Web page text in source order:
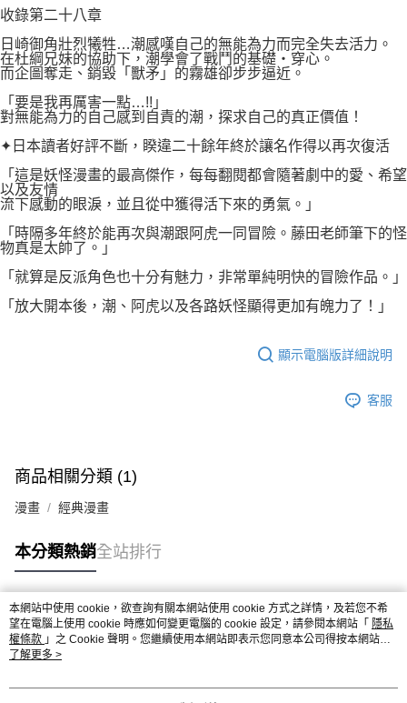
５．嚴禁一人註冊多個帳號或使用他人資訊註冊。若發現惡意使用之情形，
恩沛科技股份有限公司將有權停止該用戶之使用額度並採取法律行動。
收錄第二十八章
日崎御角壯烈犧牲…潮感嘆自己的無能為力而完全失去活力。
在杜綱兄妹的協助下，潮學會了戰鬥的基礎‧穿心。
而企圖奪走、銷毀「獸矛」的霧雄卻步步逼近。
「要是我再厲害一點…!!」
對無能為力的自己感到自責的潮，探求自己的真正價值！
✦日本讀者好評不斷，睽違二十餘年終於讓名作得以再次復活
「這是妖怪漫畫的最高傑作，每每翻閱都會隨著劇中的愛、希望
以及友情
流下感動的眼淚，並且從中獲得活下來的勇氣。」
「時隔多年終於能再次與潮跟阿虎一同冒險。藤田老師筆下的怪
物真是太帥了。」
「就算是反派角色也十分有魅力，非常單純明快的冒險作品。」
「放大開本後，潮、阿虎以及各路妖怪顯得更加有魄力了！」
顯示電腦版詳細說明
客服
商品相關分類 (1)
漫畫 經典漫畫
本分類熱銷全站排行
熱門標籤
本網站中使用 cookie，欲查詢有關本網站使用 cookie 方式之詳情，及若您不希
望在電腦上使用 cookie 時應如何變更電腦的 cookie 設定，請參閱本網站「 隱私
權條款 」之 Cookie 聲明。您繼續使用本網站即表示您同意本公司得按本網站使
用條款之 Cookie 聲明使用 cookie。
了解更多 >